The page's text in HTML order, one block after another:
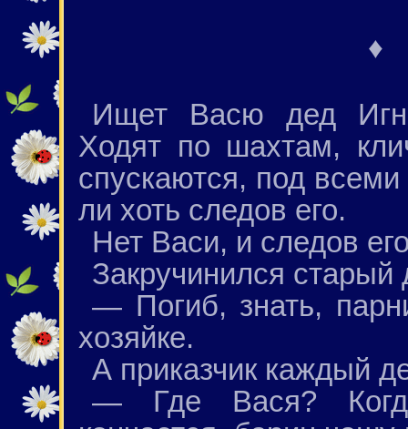
Ищет Васю дед
Ходят по шахтам,
спускаются, под
ли хоть следов его.
Нет Васи, и следов
Закручинился старый
— Погиб, знать,
хозяйке.
А приказчик каждый
— Где Вася?